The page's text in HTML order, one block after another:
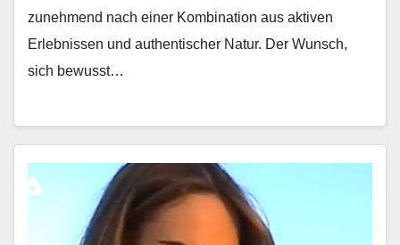
zunehmend nach ein­er Kom­bi­na­tion aus aktiv­en
Erleb­nis­sen und authen­tis­ch­er Natur. Der Wun­sch,
sich bewusst…